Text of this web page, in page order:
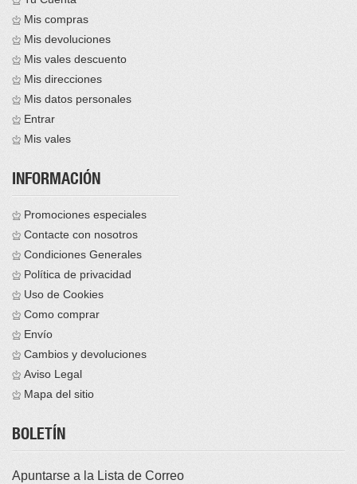
Mis compras
Mis devoluciones
Mis vales descuento
Mis direcciones
Mis datos personales
Entrar
Mis vales
INFORMACIÓN
Promociones especiales
Contacte con nosotros
Condiciones Generales
Política de privacidad
Uso de Cookies
Como comprar
Envío
Cambios y devoluciones
Aviso Legal
Mapa del sitio
BOLETÍN
Apuntarse a la Lista de Correo